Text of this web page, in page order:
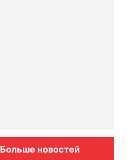
Больше новостей